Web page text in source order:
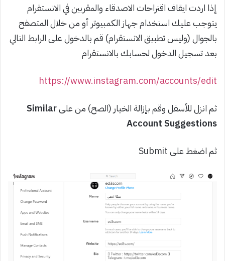
إذا اردت ايقاف اقتراحات الاصدقاء والمقربين في الانستقرام
يتوجب عليك استخدام جهاز الكمبيوتر أو من خلال المتصفح
بالجوال (وليس تطبيق الانستقرام) قم بالدخول على الرابط التالي
بعد تسجيل الدخول لحسابك بالانستقرام
https://www.instagram.com/accounts/edit
ثم انزل للأسفل وقم بإزالة الخيار (الصح) من علىSimilar
Account Suggestions
ثم اضغط على Submit